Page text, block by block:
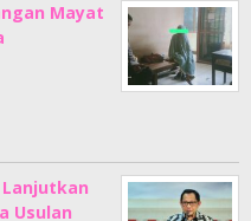
Mayat
Usulan